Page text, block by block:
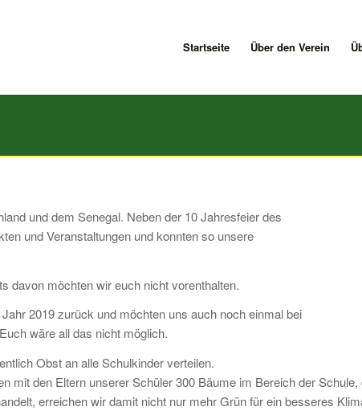
Startseite Über den Verein
und dem Senegal. Neben der 10 Jahresfeier des
und Veranstaltungen und konnten so unsere
davon möchten wir euch nicht vorenthalten.
2019 zurück und möchten uns auch noch einmal bei
wäre all das nicht möglich.
Obst an alle Schulkinder verteilen.
mit den Eltern unserer Schüler 300 Bäume im Bereich der
erreichen wir damit nicht nur mehr Grün für ein besseres